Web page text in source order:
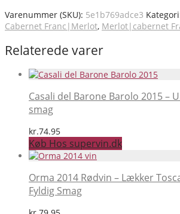
Varenummer (SKU): 5e1b769adce3
Cabernet Franc|Merlot, Merlot|cabernet
Relaterede varer
Casali del Barone Barolo 2015 –
smag
kr.74.95
Køb Hos supervin.dk
Orma 2014 Rødvin – Lækker
Fyldig Smag